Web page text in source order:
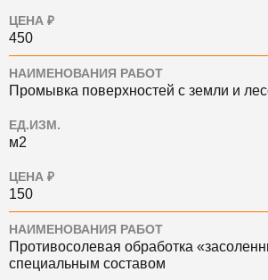
ЦЕНА ₽
450
НАИМЕНОВАНИЯ РАБОТ
Промывка поверхностей с земли и
ЕД.ИЗМ.
м2
ЦЕНА ₽
150
НАИМЕНОВАНИЯ РАБОТ
Противосолевая обработка
специальным составом